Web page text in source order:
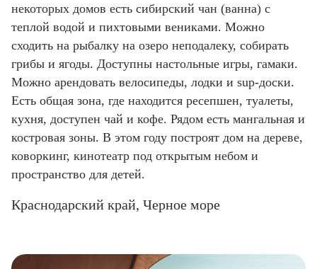
некоторых домов есть сибирский чан (ванна) с
теплой водой и пихтовыми вениками. Можно
сходить на рыбалку на озеро неподалеку, собирать
грибы и ягоды. Доступны настольные игры, гамаки.
Можно арендовать велосипеды, лодки и sup-доски.
Есть общая зона, где находится ресепшен, туалеты,
кухня, доступен чай и кофе. Рядом есть мангальная и
костровая зоны. В этом году построят дом на дереве,
коворкинг, кинотеатр под открытым небом и
пространство для детей.
Краснодарский край, Черное море